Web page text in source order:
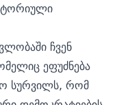
ჩვენ
ეფუძნება
სურვილს, რომ